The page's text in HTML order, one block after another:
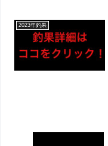
2023年釣果